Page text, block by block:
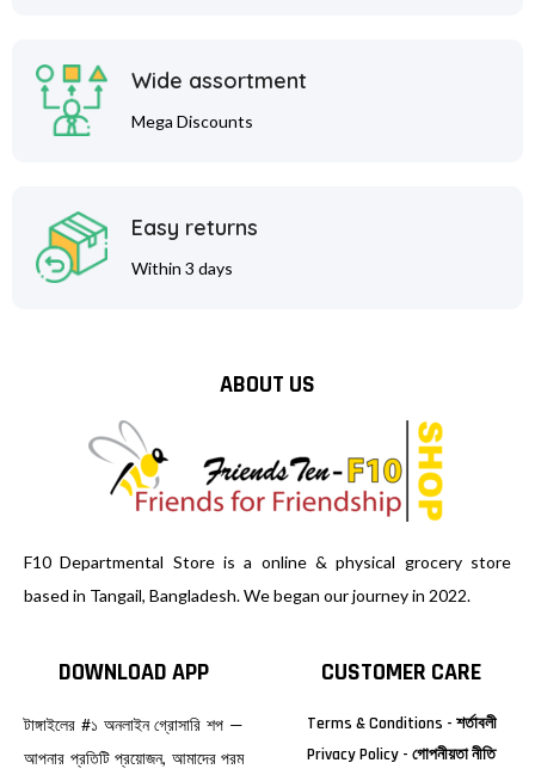
Wide assortment
Mega Discounts
Easy returns
Within 3 days
ABOUT US
F10 Departmental Store is a online & physical grocery store
based in Tangail, Bangladesh. We began our journey in 2022.
DOWNLOAD APP
টাঙ্গাইলের #১ অনলাইন গ্রোসারি শপ —
আপনার প্রতিটি প্রয়োজন, আমাদের পরম
CUSTOMER CARE
Terms & Conditions - শর্তাবলী
Privacy Policy - গোপনীয়তা নীতি